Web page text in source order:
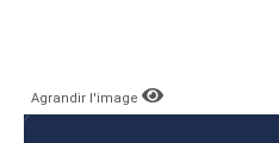
Agrandir l'image